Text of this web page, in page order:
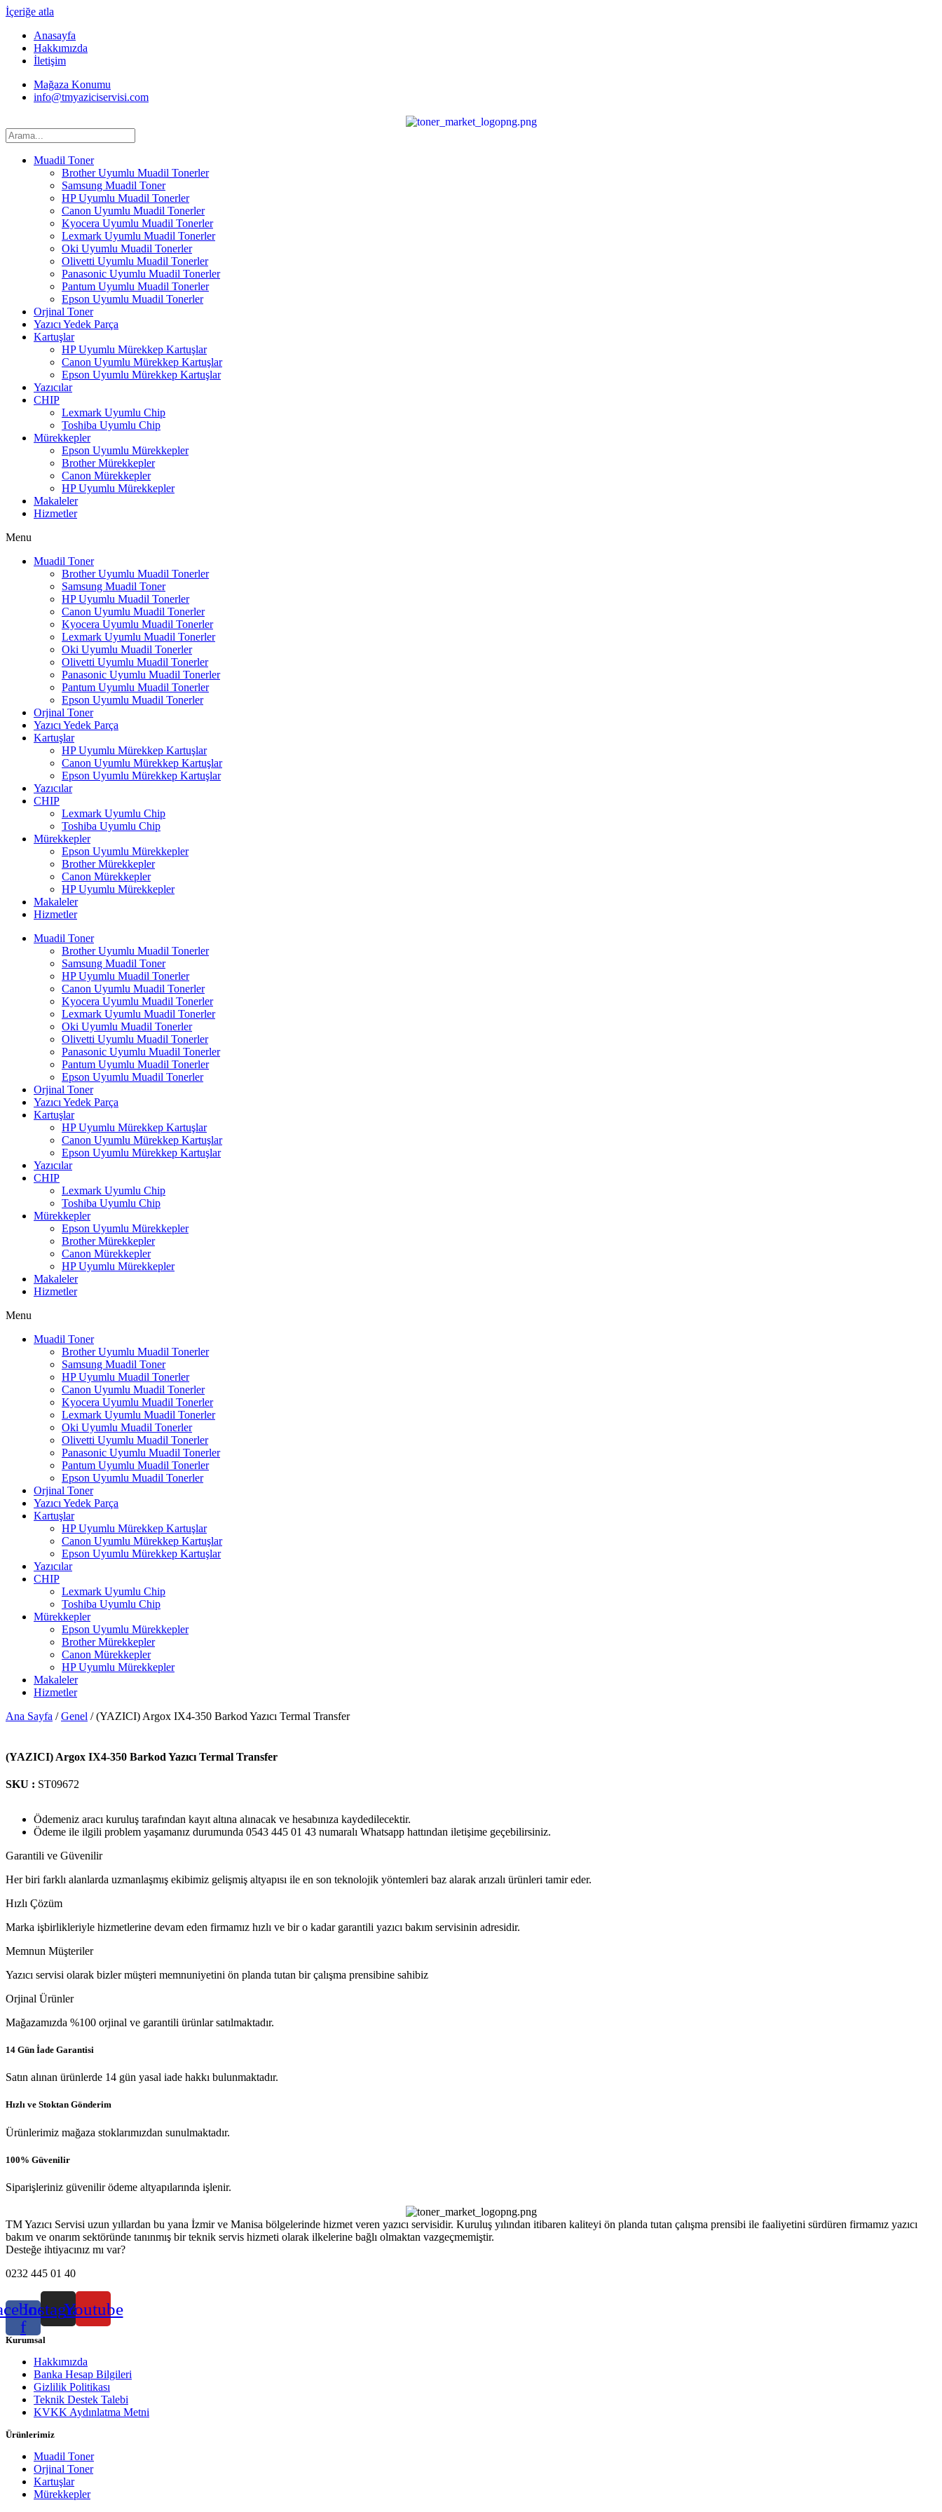
İçeriğe atla
Anasayfa
Hakkımızda
İletişim
Mağaza Konumu
info@tmyaziciservisi.com
Muadil Toner
Brother Uyumlu Muadil Tonerler
Samsung Muadil Toner
HP Uyumlu Muadil Tonerler
Canon Uyumlu Muadil Tonerler
Kyocera Uyumlu Muadil Tonerler
Lexmark Uyumlu Muadil Tonerler
Oki Uyumlu Muadil Tonerler
Olivetti Uyumlu Muadil Tonerler
Panasonic Uyumlu Muadil Tonerler
Pantum Uyumlu Muadil Tonerler
Epson Uyumlu Muadil Tonerler
Orjinal Toner
Yazıcı Yedek Parça
Kartuşlar
HP Uyumlu Mürekkep Kartuşlar
Canon Uyumlu Mürekkep Kartuşlar
Epson Uyumlu Mürekkep Kartuşlar
Yazıcılar
CHIP
Lexmark Uyumlu Chip
Toshiba Uyumlu Chip
Mürekkepler
Epson Uyumlu Mürekkepler
Brother Mürekkepler
Canon Mürekkepler
HP Uyumlu Mürekkepler
Makaleler
Hizmetler
Menu
Muadil Toner
Brother Uyumlu Muadil Tonerler
Samsung Muadil Toner
HP Uyumlu Muadil Tonerler
Canon Uyumlu Muadil Tonerler
Kyocera Uyumlu Muadil Tonerler
Lexmark Uyumlu Muadil Tonerler
Oki Uyumlu Muadil Tonerler
Olivetti Uyumlu Muadil Tonerler
Panasonic Uyumlu Muadil Tonerler
Pantum Uyumlu Muadil Tonerler
Epson Uyumlu Muadil Tonerler
Orjinal Toner
Yazıcı Yedek Parça
Kartuşlar
HP Uyumlu Mürekkep Kartuşlar
Canon Uyumlu Mürekkep Kartuşlar
Epson Uyumlu Mürekkep Kartuşlar
Yazıcılar
CHIP
Lexmark Uyumlu Chip
Toshiba Uyumlu Chip
Mürekkepler
Epson Uyumlu Mürekkepler
Brother Mürekkepler
Canon Mürekkepler
HP Uyumlu Mürekkepler
Makaleler
Hizmetler
Muadil Toner
Brother Uyumlu Muadil Tonerler
Samsung Muadil Toner
HP Uyumlu Muadil Tonerler
Canon Uyumlu Muadil Tonerler
Kyocera Uyumlu Muadil Tonerler
Lexmark Uyumlu Muadil Tonerler
Oki Uyumlu Muadil Tonerler
Olivetti Uyumlu Muadil Tonerler
Panasonic Uyumlu Muadil Tonerler
Pantum Uyumlu Muadil Tonerler
Epson Uyumlu Muadil Tonerler
Orjinal Toner
Yazıcı Yedek Parça
Kartuşlar
HP Uyumlu Mürekkep Kartuşlar
Canon Uyumlu Mürekkep Kartuşlar
Epson Uyumlu Mürekkep Kartuşlar
Yazıcılar
CHIP
Lexmark Uyumlu Chip
Toshiba Uyumlu Chip
Mürekkepler
Epson Uyumlu Mürekkepler
Brother Mürekkepler
Canon Mürekkepler
HP Uyumlu Mürekkepler
Makaleler
Hizmetler
Menu
Muadil Toner
Brother Uyumlu Muadil Tonerler
Samsung Muadil Toner
HP Uyumlu Muadil Tonerler
Canon Uyumlu Muadil Tonerler
Kyocera Uyumlu Muadil Tonerler
Lexmark Uyumlu Muadil Tonerler
Oki Uyumlu Muadil Tonerler
Olivetti Uyumlu Muadil Tonerler
Panasonic Uyumlu Muadil Tonerler
Pantum Uyumlu Muadil Tonerler
Epson Uyumlu Muadil Tonerler
Orjinal Toner
Yazıcı Yedek Parça
Kartuşlar
HP Uyumlu Mürekkep Kartuşlar
Canon Uyumlu Mürekkep Kartuşlar
Epson Uyumlu Mürekkep Kartuşlar
Yazıcılar
CHIP
Lexmark Uyumlu Chip
Toshiba Uyumlu Chip
Mürekkepler
Epson Uyumlu Mürekkepler
Brother Mürekkepler
Canon Mürekkepler
HP Uyumlu Mürekkepler
Makaleler
Hizmetler
Ana Sayfa /Genel / (YAZICI) Argox IX4-350 Barkod Yazıcı Termal Transfer
(YAZICI) Argox IX4-350 Barkod Yazıcı Termal Transfer
SKU : ST09672
Ödemeniz aracı kuruluş tarafından kayıt altına alınacak ve hesabınıza kaydedilecektir.
Ödeme ile ilgili problem yaşamanız durumunda 0543 445 01 43 numaralı Whatsapp hattından iletişime geçebilirsiniz.
Garantili ve Güvenilir
Her biri farklı alanlarda uzmanlaşmış ekibimiz gelişmiş altyapısı ile en son teknolojik yöntemleri baz alarak arızalı ürünleri tamir eder.
Hızlı Çözüm
Marka işbirlikleriyle hizmetlerine devam eden firmamız hızlı ve bir o kadar garantili yazıcı bakım servisinin adresidir.
Memnun Müşteriler
Yazıcı servisi olarak bizler müşteri memnuniyetini ön planda tutan bir çalışma prensibine sahibiz
Orjinal Ürünler
Mağazamızda %100 orjinal ve garantili ürünlar satılmaktadır.
14 Gün İade Garantisi
Satın alınan ürünlerde 14 gün yasal iade hakkı bulunmaktadır.
Hızlı ve Stoktan Gönderim
Ürünlerimiz mağaza stoklarımızdan sunulmaktadır.
100% Güvenilir
Siparişleriniz güvenilir ödeme altyapılarında işlenir.
TM Yazıcı Servisi uzun yıllardan bu yana İzmir ve Manisa bölgelerinde hizmet veren yazıcı servisidir. Kuruluş yılından itibaren kaliteyi ön planda tutan çalışma prensibi ile faaliyetini sürdüren firmamız yazıcı
bakım ve onarım sektöründe tanınmış bir teknik servis hizmeti olarak ilkelerine bağlı olmaktan vazgeçmemiştir.
Desteğe ihtiyacınız mı var?
0232 445 01 40
f
InstagramYoutube
Kurumsal
Hakkımızda
Banka Hesap Bilgileri
Gizlilik Politikası
Teknik Destek Talebi
KVKK Aydınlatma Metni
Ürünlerimiz
Muadil Toner
Orjinal Toner
Kartuşlar
Mürekkepler